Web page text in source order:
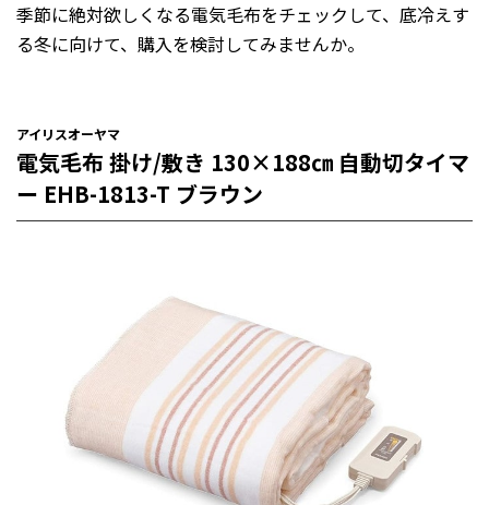
季節に絶対欲しくなる電気毛布をチェックして、底冷えす
る冬に向けて、購入を検討してみませんか。
アイリスオーヤマ
電気毛布 掛け/敷き 130×188㎝ 自動切タイマ
ー EHB-1813-T ブラウン